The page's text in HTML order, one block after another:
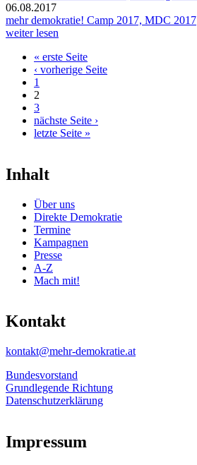
06.08.2017
mehr demokratie! Camp 2017, MDC 2017
weiter lesen
Seiten« erste Seite
‹ vorherige Seite
1
2
3
nächste Seite ›
letzte Seite »
Inhalt
Über uns
Direkte Demokratie
Termine
Kampagnen
Presse
A-Z
Mach mit!
Kontakt
kontakt@mehr-demokratie.at
Bundesvorstand
Grundlegende Richtung
Datenschutzerklärung
Impressum